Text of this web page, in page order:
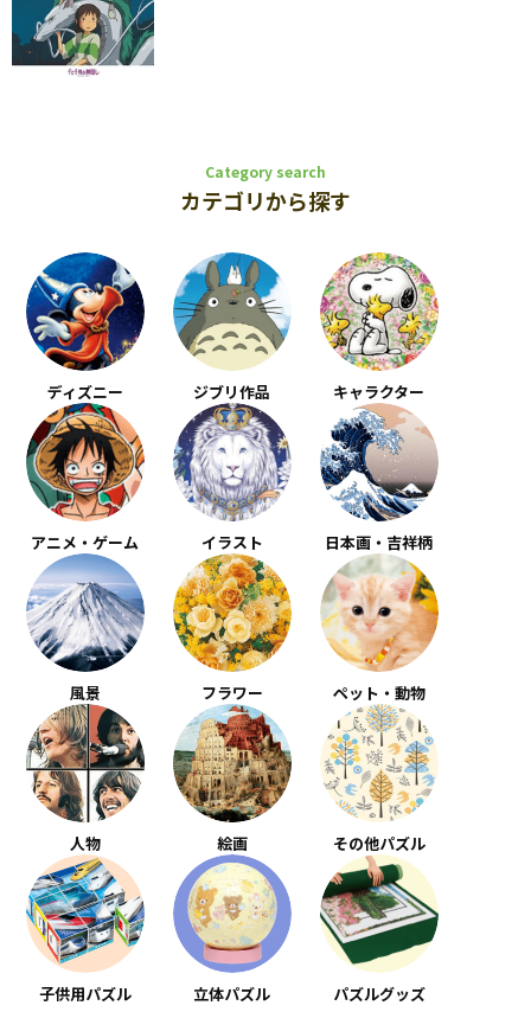
Category search
カテゴリから探す
ディズニー ジブリ作品 キャラクター
アニメ・ゲーム イラスト 日本画・吉祥柄
風景 フラワー ペット・動物
人物 絵画 その他パズル
子供用パズル 立体パズル パズルグッズ